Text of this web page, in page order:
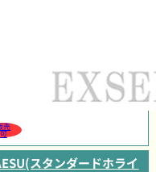
売
可
スタンダードホライ